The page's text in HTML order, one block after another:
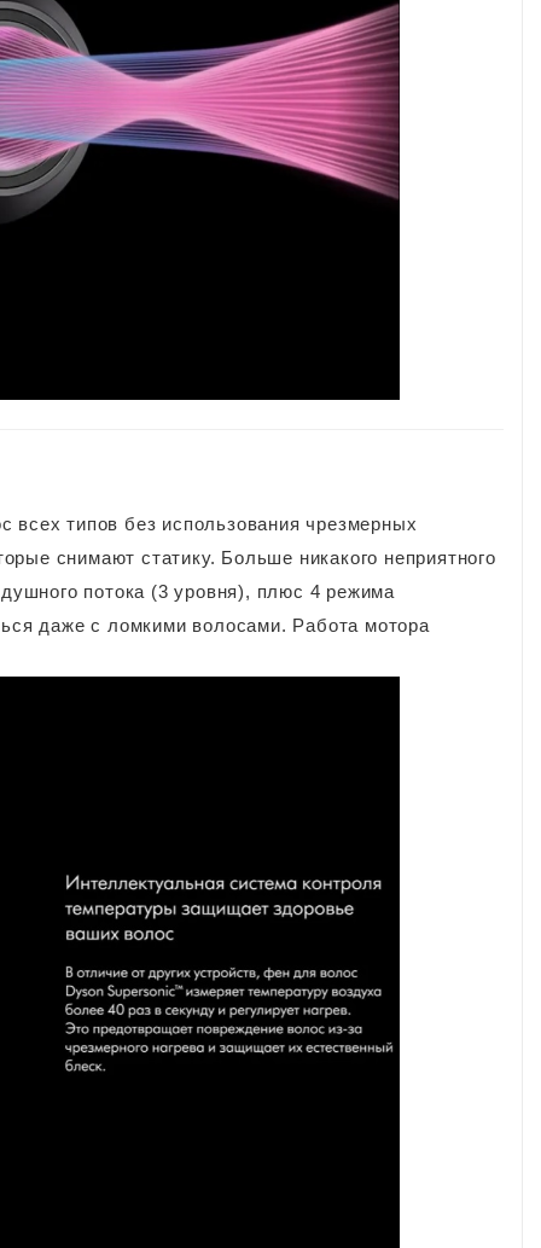
всех типов без использования чрезмерных
снимают статику. Больше никакого неприятного
потока (3 уровня), плюс 4 режима
даже с ломкими волосами. Работа мотора